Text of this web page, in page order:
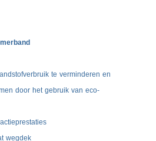
te verminderen en
door het gebruik van eco-
wegdek